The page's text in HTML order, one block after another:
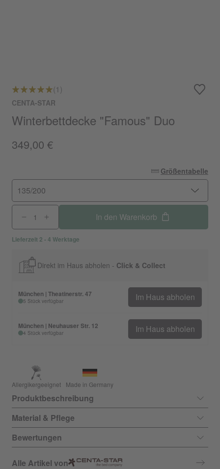
(1)
CENTA-STAR
Winterbettdecke "Famous" Duo
349,00 €
Größentabelle
135/200
In den Warenkorb
Lieferzeit 2 - 4 Werktage
Direkt im Haus abholen - Click & Collect
München | Theatinerstr. 47
5 Stück verfügbar Im Haus abholen
München | Neuhauser Str. 12
4 Stück verfügbar Im Haus abholen
Allergikergeeignet Made in Germany
Produktbeschreibung
Material & Pflege
Bewertungen
Alle Artikel von